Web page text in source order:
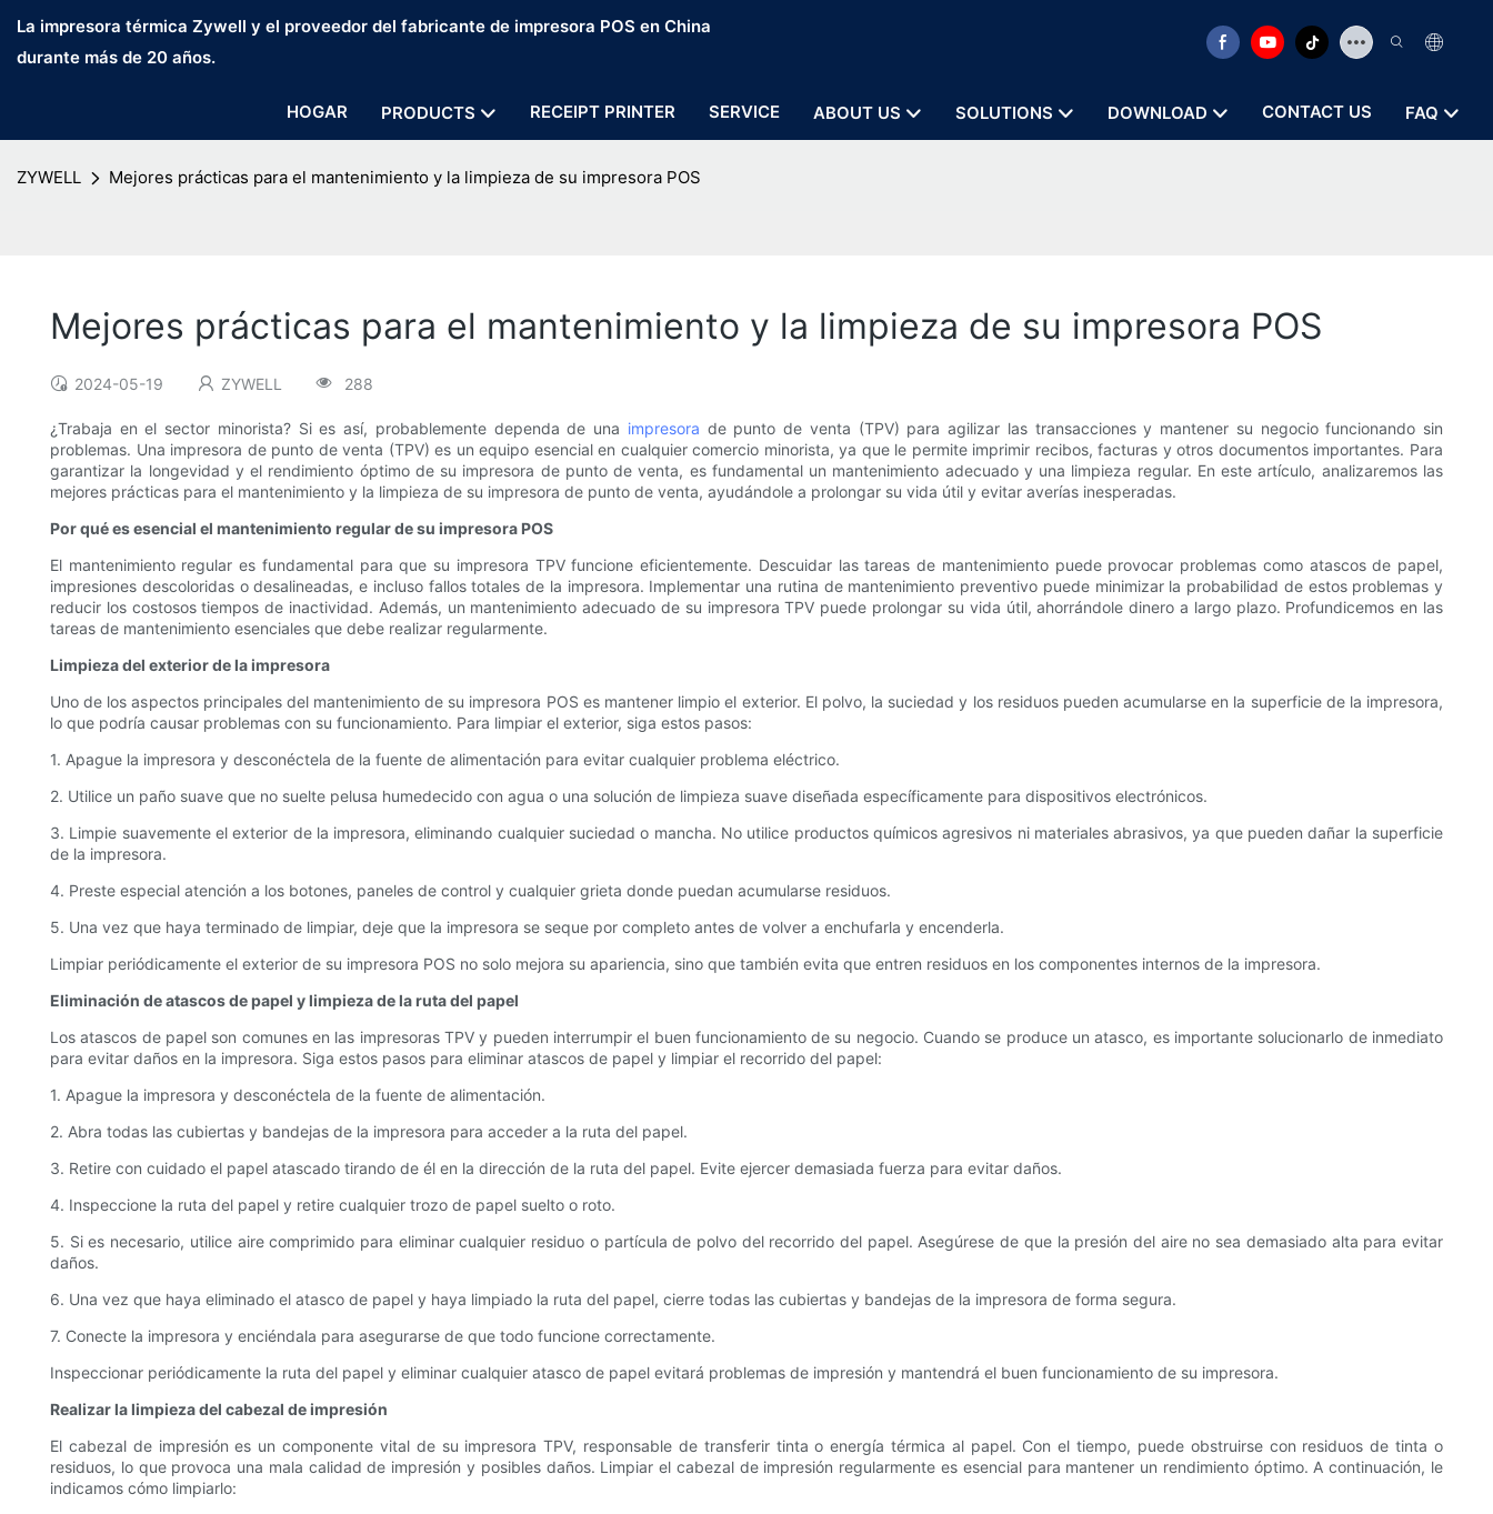
La impresora térmica Zywell y el proveedor del fabricante de impresora POS en China
durante más de 20 años.
HOGAR PRODUCTS RECEIPT PRINTER SERVICE ABOUT US SOLUTIONS DOWNLOAD CONTACT US FAQ
ZYWELL Mejores prácticas para el mantenimiento y la limpieza de su impresora POS
Mejores prácticas para el mantenimiento y la limpieza de su impresora POS
2024-05-19 ZYWELL 288
¿Trabaja en el sector minorista? Si es así, probablemente dependa de una impresora de punto de venta (TPV) para agilizar las transacciones y mantener su negocio funcionando sin
problemas. Una impresora de punto de venta (TPV) es un equipo esencial en cualquier comercio minorista, ya que le permite imprimir recibos, facturas y otros documentos importantes. Para
garantizar la longevidad y el rendimiento óptimo de su impresora de punto de venta, es fundamental un mantenimiento adecuado y una limpieza regular. En este artículo, analizaremos las
mejores prácticas para el mantenimiento y la limpieza de su impresora de punto de venta, ayudándole a prolongar su vida útil y evitar averías inesperadas.
Por qué es esencial el mantenimiento regular de su impresora POS
El mantenimiento regular es fundamental para que su impresora TPV funcione eficientemente. Descuidar las tareas de mantenimiento puede provocar problemas como atascos de papel,
impresiones descoloridas o desalineadas, e incluso fallos totales de la impresora. Implementar una rutina de mantenimiento preventivo puede minimizar la probabilidad de estos problemas y
reducir los costosos tiempos de inactividad. Además, un mantenimiento adecuado de su impresora TPV puede prolongar su vida útil, ahorrándole dinero a largo plazo. Profundicemos en las
tareas de mantenimiento esenciales que debe realizar regularmente.
Limpieza del exterior de la impresora
Uno de los aspectos principales del mantenimiento de su impresora POS es mantener limpio el exterior. El polvo, la suciedad y los residuos pueden acumularse en la superficie de la impresora,
lo que podría causar problemas con su funcionamiento. Para limpiar el exterior, siga estos pasos:
1. Apague la impresora y desconéctela de la fuente de alimentación para evitar cualquier problema eléctrico.
2. Utilice un paño suave que no suelte pelusa humedecido con agua o una solución de limpieza suave diseñada específicamente para dispositivos electrónicos.
3. Limpie suavemente el exterior de la impresora, eliminando cualquier suciedad o mancha. No utilice productos químicos agresivos ni materiales abrasivos, ya que pueden dañar la superficie
de la impresora.
4. Preste especial atención a los botones, paneles de control y cualquier grieta donde puedan acumularse residuos.
5. Una vez que haya terminado de limpiar, deje que la impresora se seque por completo antes de volver a enchufarla y encenderla.
Limpiar periódicamente el exterior de su impresora POS no solo mejora su apariencia, sino que también evita que entren residuos en los componentes internos de la impresora.
Eliminación de atascos de papel y limpieza de la ruta del papel
Los atascos de papel son comunes en las impresoras TPV y pueden interrumpir el buen funcionamiento de su negocio. Cuando se produce un atasco, es importante solucionarlo de inmediato
para evitar daños en la impresora. Siga estos pasos para eliminar atascos de papel y limpiar el recorrido del papel:
1. Apague la impresora y desconéctela de la fuente de alimentación.
2. Abra todas las cubiertas y bandejas de la impresora para acceder a la ruta del papel.
3. Retire con cuidado el papel atascado tirando de él en la dirección de la ruta del papel. Evite ejercer demasiada fuerza para evitar daños.
4. Inspeccione la ruta del papel y retire cualquier trozo de papel suelto o roto.
5. Si es necesario, utilice aire comprimido para eliminar cualquier residuo o partícula de polvo del recorrido del papel. Asegúrese de que la presión del aire no sea demasiado alta para evitar
daños.
6. Una vez que haya eliminado el atasco de papel y haya limpiado la ruta del papel, cierre todas las cubiertas y bandejas de la impresora de forma segura.
7. Conecte la impresora y enciéndala para asegurarse de que todo funcione correctamente.
Inspeccionar periódicamente la ruta del papel y eliminar cualquier atasco de papel evitará problemas de impresión y mantendrá el buen funcionamiento de su impresora.
Realizar la limpieza del cabezal de impresión
El cabezal de impresión es un componente vital de su impresora TPV, responsable de transferir tinta o energía térmica al papel. Con el tiempo, puede obstruirse con residuos de tinta o
residuos, lo que provoca una mala calidad de impresión y posibles daños. Limpiar el cabezal de impresión regularmente es esencial para mantener un rendimiento óptimo. A continuación, le
indicamos cómo limpiarlo: